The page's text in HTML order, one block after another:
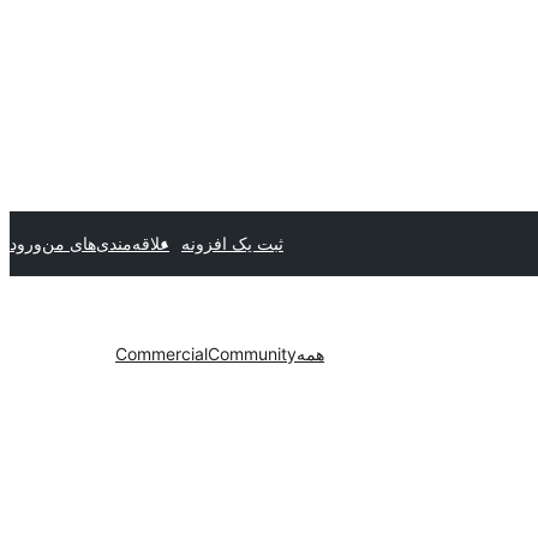
ثبت یک افزونه علاقه‌مندی‌های منورود
همهCommunity
Commercial